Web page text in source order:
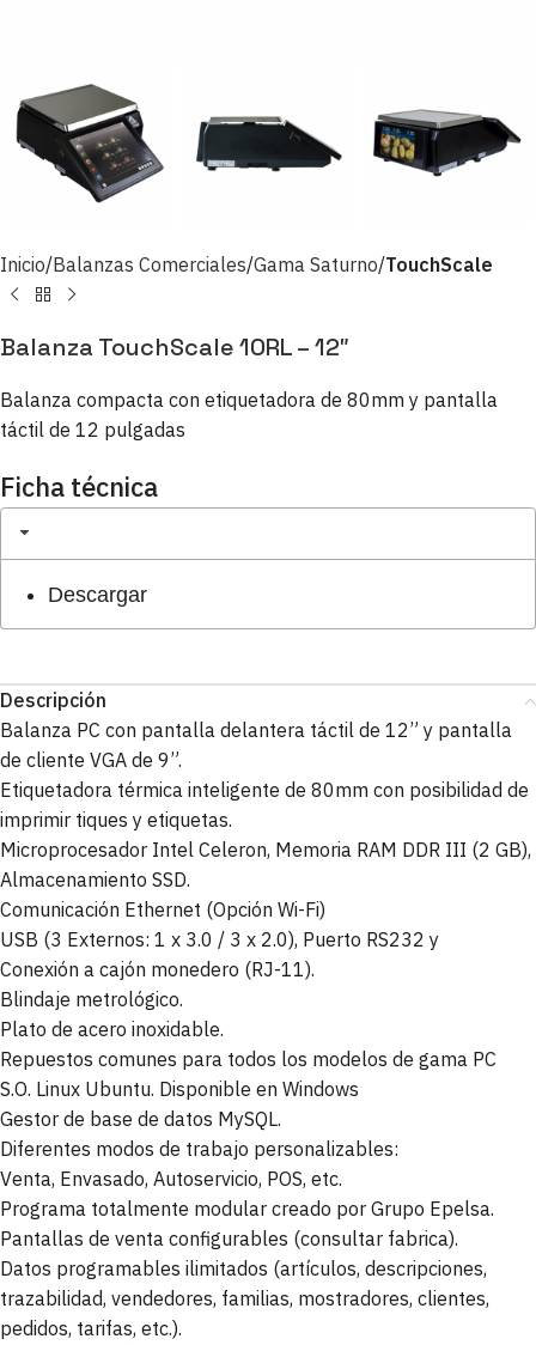
Inicio Balanzas Comerciales Gama Saturno TouchScale
Balanza TouchScale 10RL – 12″
Balanza compacta con etiquetadora de 80mm y pantalla
táctil de 12 pulgadas
Ficha técnica
Descargar
Descripción
Balanza PC con pantalla delantera táctil de 12” y pantalla
de cliente VGA de 9”.
Etiquetadora térmica inteligente de 80mm con posibilidad de
imprimir tiques y etiquetas.
Microprocesador Intel Celeron, Memoria RAM DDR III (2 GB),
Almacenamiento SSD.
Comunicación Ethernet (Opción Wi-Fi)
USB (3 Externos: 1 x 3.0 / 3 x 2.0), Puerto RS232 y
Conexión a cajón monedero (RJ-11).
Blindaje metrológico.
Plato de acero inoxidable.
Repuestos comunes para todos los modelos de gama PC
S.O. Linux Ubuntu. Disponible en Windows
Gestor de base de datos MySQL.
Diferentes modos de trabajo personalizables:
Venta, Envasado, Autoservicio, POS, etc.
Programa totalmente modular creado por Grupo Epelsa.
Pantallas de venta configurables (consultar fabrica).
Datos programables ilimitados (artículos, descripciones,
trazabilidad, vendedores, familias, mostradores, clientes,
pedidos, tarifas, etc.).